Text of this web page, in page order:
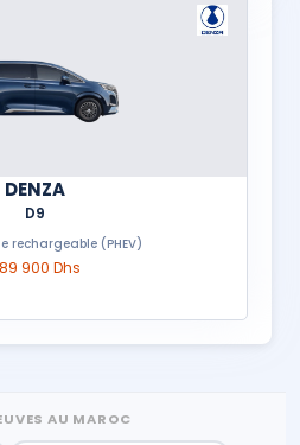
DENZA
D9
rechargeable (PHEV)
900 Dhs
AU MAROC